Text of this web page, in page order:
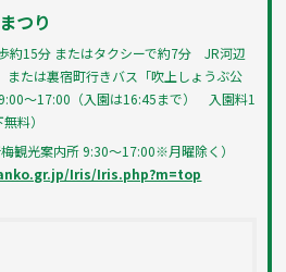
つり
約15分 またはタクシーで約7分 JR河辺
または裏宿町行きバス「吹上しょうぶ公
〜17:00（入園は16:45まで） 入園料1
料）
観光案内所 9:30〜17:00※月曜除く）
Iris/Iris.php?m=top